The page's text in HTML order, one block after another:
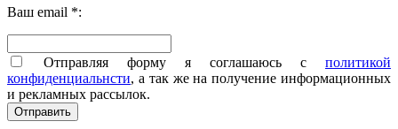
Ваш email *:
Отправляя форму я соглашаюсь с политикой
конфиденциальнсти, а так же на получение информационных
и рекламных рассылок.